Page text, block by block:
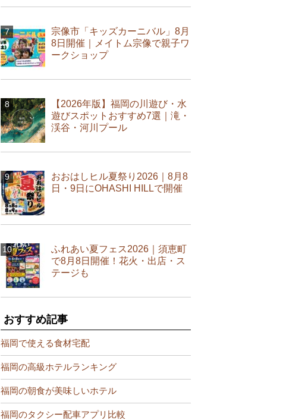
宗像市「キッズカーニバル」8月
8日開催｜メイトム宗像で親子ワ
ークショップ
【2026年版】福岡の川遊び・水
遊びスポットおすすめ7選｜滝・
渓谷・河川プール
おおはしヒル夏祭り2026｜8月8
日・9日にOHASHI HILLで開催
ふれあい夏フェス2026｜須恵町
で8月8日開催！花火・出店・ス
テージも
おすすめ記事
福岡で使える食材宅配
福岡の高級ホテルランキング
福岡の朝食が美味しいホテル
福岡のタクシー配車アプリ比較